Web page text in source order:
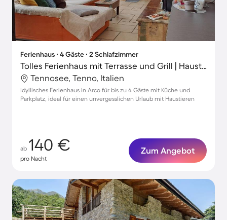
Ferienhaus ∙ 4 Gäste ∙ 2 Schlafzimmer
Tolles Ferienhaus mit Terrasse und Grill | Haustiere sind willkommen
Tennosee, Tenno, Italien
Idyllisches Ferienhaus in Arco für bis zu 4 Gäste mit Küche und
Parkplatz, ideal für einen unvergesslichen Urlaub mit Haustieren
ab 140 €
pro Nacht
Zum Angebot